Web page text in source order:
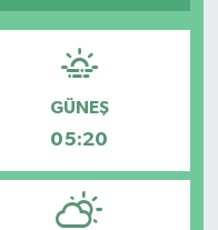
GÜNEŞ
05:20